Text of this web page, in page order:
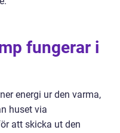
fungerar i
energi ur den varma,
huset via
att skicka ut den